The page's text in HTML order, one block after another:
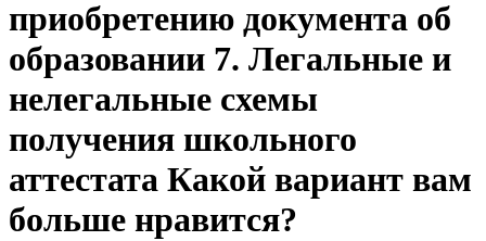
приобретению документа об
образовании 7. Легальные и
нелегальные схемы
получения школьного
аттестата Какой вариант вам
больше нравится?